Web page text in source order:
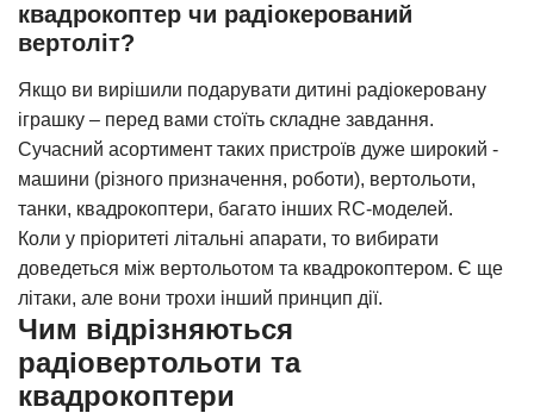
квадрокоптер чи радіокерований
вертоліт?
Якщо ви вирішили подарувати дитині радіокеровану
іграшку – перед вами стоїть складне завдання.
Сучасний асортимент таких пристроїв дуже широкий -
машини (різного призначення, роботи), вертольоти,
танки, квадрокоптери, багато інших RC-моделей.
Коли у пріоритеті літальні апарати, то вибирати
доведеться між вертольотом та квадрокоптером. Є ще
літаки, але вони трохи інший принцип дії.
Чим відрізняються
радіовертольоти та
квадрокоптери